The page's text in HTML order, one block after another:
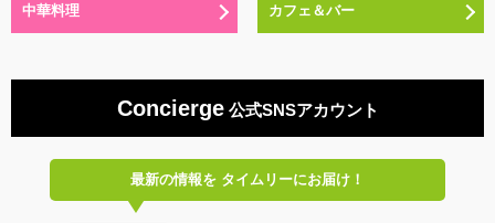
中華料理 カフェ＆バー
Concierge公式SNSアカウント
最新の情報をタイムリーにお届け！